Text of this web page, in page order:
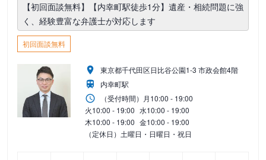
【初回面談無料】【内幸町駅徒歩1分】遺産・相続問題に強
く、経験豊富な弁護士が対応します
初回面談無料
東京都千代田区日比谷公園1-3 市政会館4階
内幸町駅
（受付時間） 月10:00 - 19:00
火10:00 - 19:00 水10:00 - 19:00
木10:00 - 19:00 金10:00 - 19:00
（定休日）土曜日・日曜日・祝日